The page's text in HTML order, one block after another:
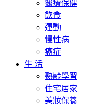
醫療保健
飲食
運動
慢性病
癌症
生 活
熟齡學習
住宅居家
美妝保養